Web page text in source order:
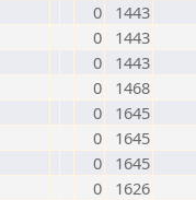
0
1443
0
1443
0
1443
0
1468
0
1645
0
1645
0
1645
0
1626